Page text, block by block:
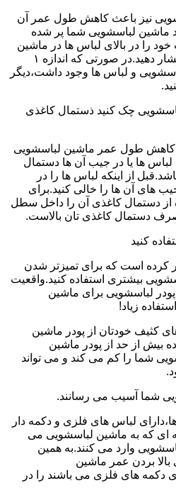
نیز باعث کاهش طول عمر آن
ماشین لباسشویی شما پر شده
خود را در بالای لباس ها در ماشین
لباسشویی قرار دهید و کمی فشار دهید.در صورتی که اندازه ۱
و لباس ها وجود داشت،دیگر
چک کنید ذستمال کاغذی
کاهش طول عمر ماشین لباسشویی
ها یا در جیب آن ها دستمال
از اینکه لباس ها را در
های آن ها را خالی کنید.برای
از دستمال کاغذی آن را داخل سطل
دستمال کاغذی تان بالاست.
کنید
کرده است که برای تمیزتر شدن
بیشتری استفاده کنید.واقعیت
لباسشویی برای ماشین
زیاد!
کثیف خودتان از پودر ماشین
بیش از حد از پودر ماشین
شما را کم می کند و می تواند
شما آسیب می رسانند.
لباس های فلزی و دکمه دار
ای که به ماشین لباسشویی می
وارد می کنند.به همین
بردن عمر ماشین
دکمه های فلزی می باشند را در